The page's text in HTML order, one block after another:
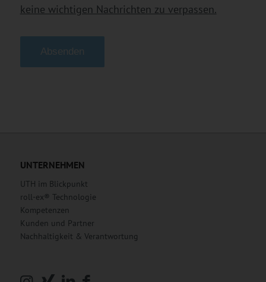
keine wichtigen Nachrichten zu verpassen.
UNTERNEHMEN
UTH im Blickpunkt
roll-ex® Technologie
Kompetenzen
Kunden und Partner
Nachhaltigkeit & Verantwortung